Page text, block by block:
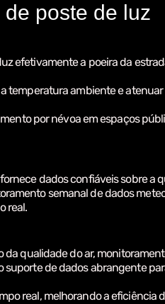
poste de luz
efetivamente a poeira da
temperatura ambiente e
por névoa em espaços
dados confiáveis sobre a
semanal de dados
real.
qualidade do ar,
de dados abrangente
real, melhorando a eficiência